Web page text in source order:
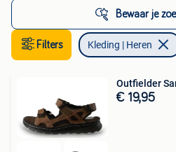
Bewaar je
Filters Kleding | Heren
Outfielder
€ 19,95